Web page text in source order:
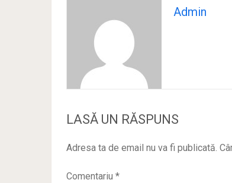
Admin
LASĂ UN RĂSPUNS
Adresa ta de email nu va fi publicată.
Comentariu *